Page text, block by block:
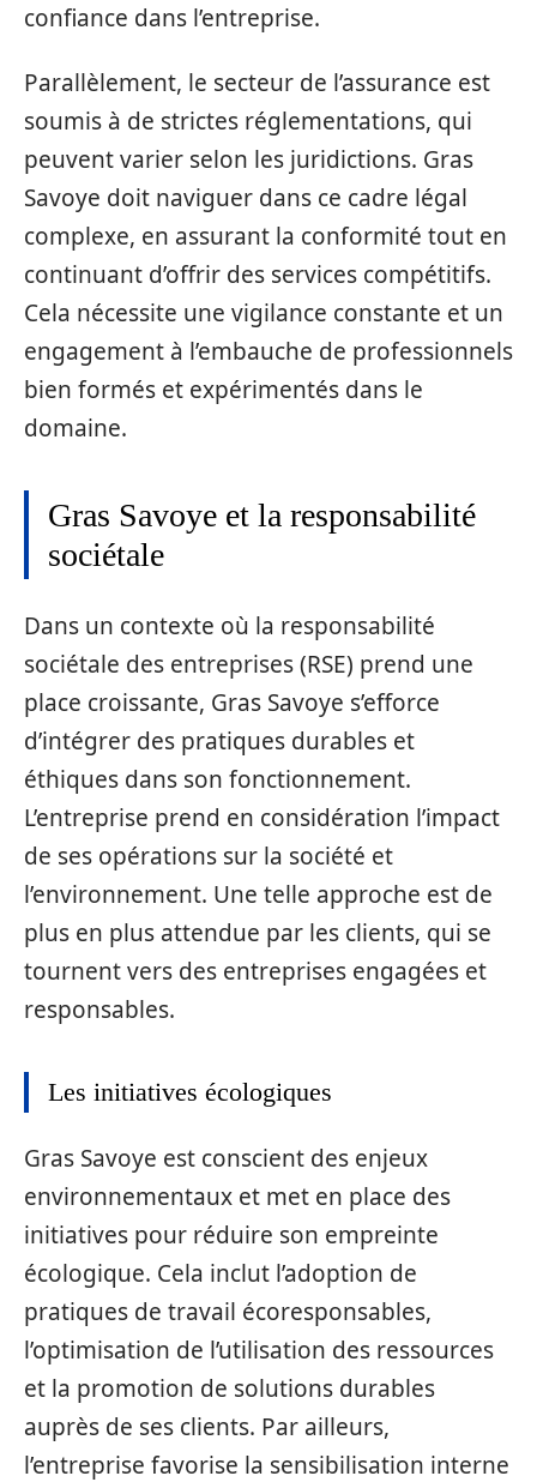
confiance dans l’entreprise.
Parallèlement, le secteur de l’assurance est
soumis à de strictes réglementations, qui
peuvent varier selon les juridictions. Gras
Savoye doit naviguer dans ce cadre légal
complexe, en assurant la conformité tout en
continuant d’offrir des services compétitifs.
Cela nécessite une vigilance constante et un
engagement à l’embauche de professionnels
bien formés et expérimentés dans le
domaine.
Gras Savoye et la responsabilité
sociétale
Dans un contexte où la responsabilité
sociétale des entreprises (RSE) prend une
place croissante, Gras Savoye s’efforce
d’intégrer des pratiques durables et
éthiques dans son fonctionnement.
L’entreprise prend en considération l’impact
de ses opérations sur la société et
l’environnement. Une telle approche est de
plus en plus attendue par les clients, qui se
tournent vers des entreprises engagées et
responsables.
Les initiatives écologiques
Gras Savoye est conscient des enjeux
environnementaux et met en place des
initiatives pour réduire son empreinte
écologique. Cela inclut l’adoption de
pratiques de travail écoresponsables,
l’optimisation de l’utilisation des ressources
et la promotion de solutions durables
auprès de ses clients. Par ailleurs,
l’entreprise favorise la sensibilisation interne